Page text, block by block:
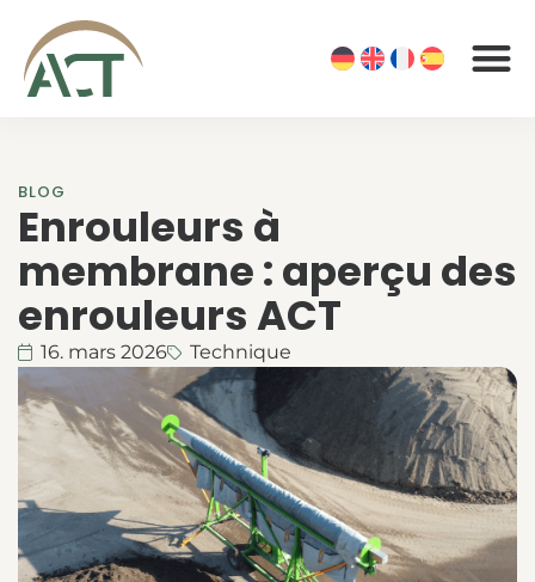
BLOG
Enrouleurs à
membrane : aperçu des
enrouleurs ACT
16. mars 2026 Technique